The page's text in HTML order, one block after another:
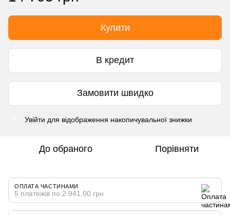
Купити
В кредит
Замовити швидко
Увійти для відображення накопичувальної знижки
До обраного Порівняти
ОПЛАТА ЧАСТИНАМИ
5 платежів по 2 941.00 грн